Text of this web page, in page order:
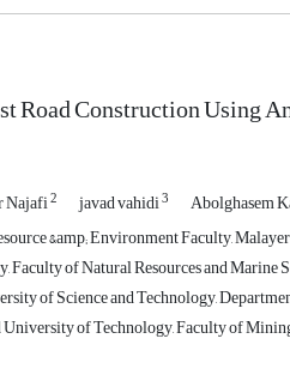
Road Construction Using
Najafi2 javad vahidi3 Abolghasem
&amp; Environment Faculty,
Faculty of Natural Resources and Marine
of Science and Technology,
of Technology, Faculty of